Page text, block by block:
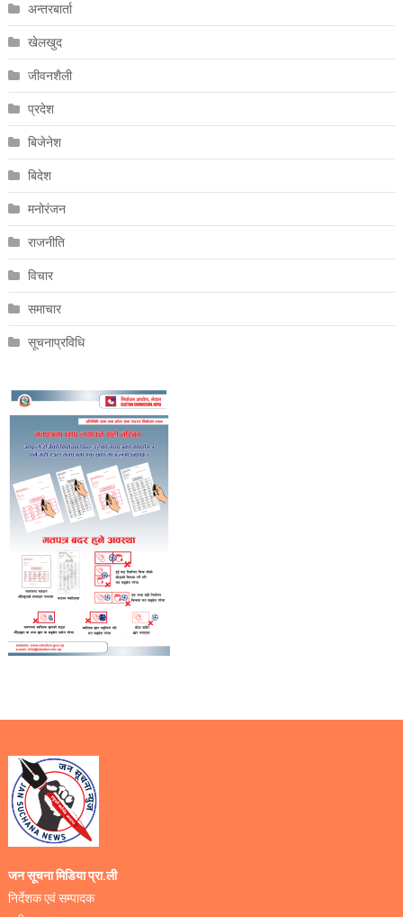
अन्तरबार्ता
खेलखुद
जीवनशैली
प्रदेश
बिजेनेश
बिदेश
मनोरंजन
राजनीति
विचार
समाचार
सूचनाप्रविधि
जन सूचना मिडिया प्रा.ली
निर्देशक एवं सम्पादक